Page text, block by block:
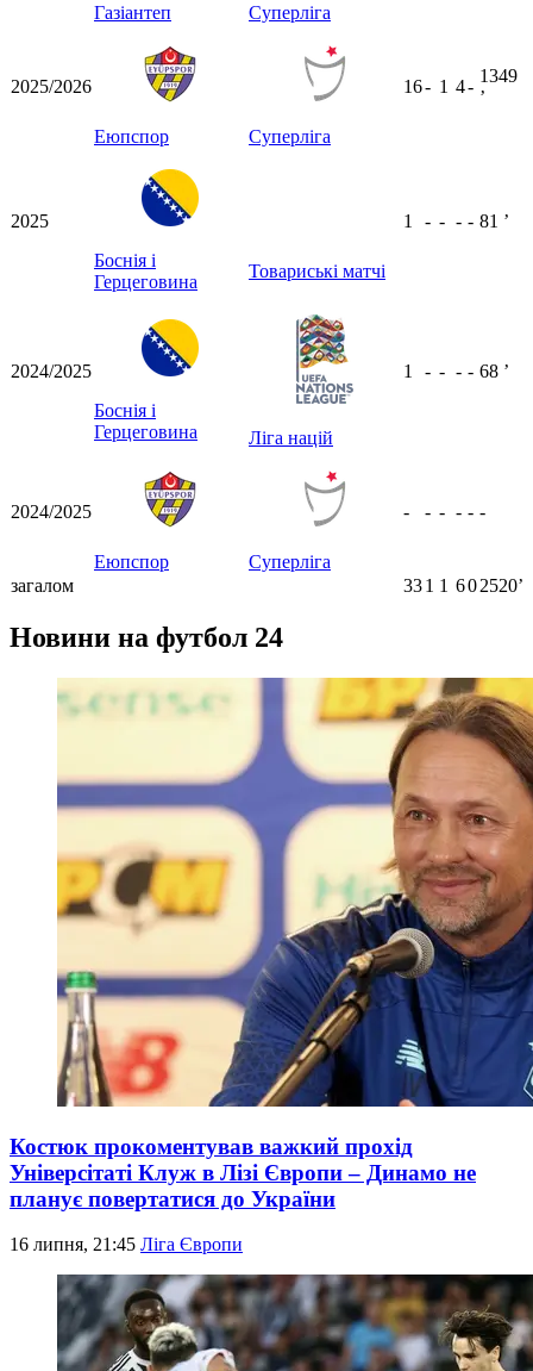
Газіантеп Суперліга
2025/2026
Еюпспор Суперліга
16- 1 4-
1349
ʼ
2025
Боснія і
Герцеговина
Товариські матчі
1 - - - - 81 ʼ
2024/2025
Боснія і
Герцеговина
Ліга націй
1 - - - - 68 ʼ
2024/2025
Еюпспор Суперліга
- - - - - -
загалом 331 1 602520ʼ
Новини на футбол 24
Костюк прокоментував важкий прохід
Універсітаті Клуж в Лізі Європи – Динамо не
планує повертатися до України
16 липня, 21:45 Ліга Європи